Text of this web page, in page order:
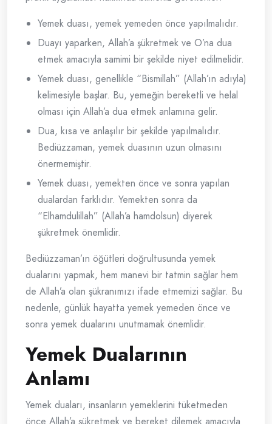
Yemek duası, yemek yemeden önce yapılmalıdır.
Duayı yaparken, Allah’a şükretmek ve O’na dua
etmek amacıyla samimi bir şekilde niyet edilmelidir.
Yemek duası, genellikle “Bismillah” (Allah’ın adıyla)
kelimesiyle başlar. Bu, yemeğin bereketli ve helal
olması için Allah’a dua etmek anlamına gelir.
Dua, kısa ve anlaşılır bir şekilde yapılmalıdır.
Bediüzzaman, yemek duasının uzun olmasını
önermemiştir.
Yemek duası, yemekten önce ve sonra yapılan
dualardan farklıdır. Yemekten sonra da
“Elhamdulillah” (Allah’a hamdolsun) diyerek
şükretmek önemlidir.
Bediüzzaman’ın öğütleri doğrultusunda yemek
dualarını yapmak, hem manevi bir tatmin sağlar hem
de Allah’a olan şükranımızı ifade etmemizi sağlar. Bu
nedenle, günlük hayatta yemek yemeden önce ve
sonra yemek dualarını unutmamak önemlidir.
Yemek Dualarının
Anlamı
Yemek duaları, insanların yemeklerini tüketmeden